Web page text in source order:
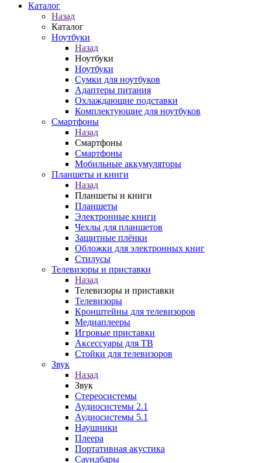
Каталог
Назад
Каталог
Ноутбуки
Назад
Ноутбуки
Ноутбуки
Сумки для ноутбуков
Адаптеры питания
Охлаждающие подставки
Комплектующие для ноутбуков
Смартфоны
Назад
Смартфоны
Смартфоны
Мобильные аккумуляторы
Планшеты и книги
Назад
Планшеты и книги
Планшеты
Электронные книги
Чехлы для планшетов
Защитные плёнки
Обложки для электронных книг
Стилусы
Телевизоры и приставки
Назад
Телевизоры и приставки
Телевизоры
Кронштейны для телевизоров
Медиаплееры
Игровые приставки
Аксессуары для ТВ
Стойки для телевизоров
Звук
Назад
Звук
Стереосистемы
Аудиосистемы 2.1
Аудиосистемы 5.1
Наушники
Плеера
Портативная акустика
Саундбары